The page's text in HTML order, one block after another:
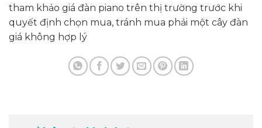
tham khảo giá đàn piano trên thị trường trước khi
quyết định chọn mua, tránh mua phải một cây đàn
giá không hợp lý